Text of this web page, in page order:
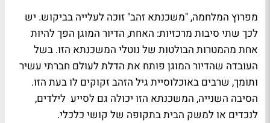
מפרוץ המלחמה, "משכנתא זהב" זוכה לעלייה בביקוש. יש
לכך שתי סיבות מרכזיות: האחת, הדיור המוגן הפך להיות
אחת מהמטרות הבולטות של נוטלי המשכנתא הזו. בשל
העובדה שהדיור המוגן פותח את הדלת לעולם חברתי עשיר
ותומך, שרבים באוכלוסיית גיל הזהב זקוקים לו בעת הזו.
הסיבה השנייה, המשכנתא הזו יכולה גם לסייע לילדים,
לנכדים או למשק הבית בתקופה של קושי כלכלי.